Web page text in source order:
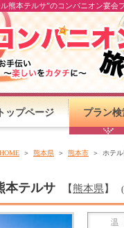
熊本テルサ”のコンパニオン宴会
ップページ プラン検
HOME 熊本県 熊本市 ホテ
本テルサ 【熊本県 】